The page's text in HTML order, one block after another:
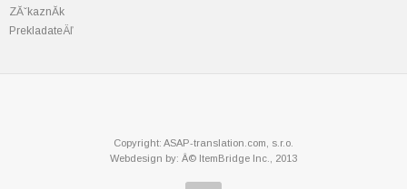
ZĂˇkaznĂ­k
PrekladateÄľ
Copyright: ASAP-translation.com, s.r.o.
Webdesign by: Â© ItemBridge Inc., 2013